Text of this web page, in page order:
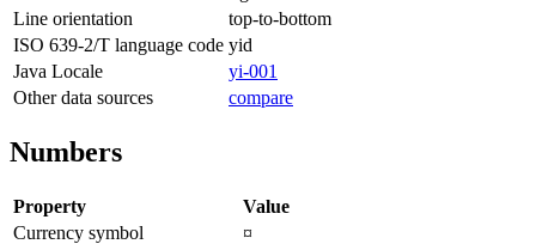
Line orientation
top-to-bottom
ISO 639-2/T language code yid
Java Locale
yi-001
Other data sources
compare
Numbers
Property
Value
Currency symbol
¤